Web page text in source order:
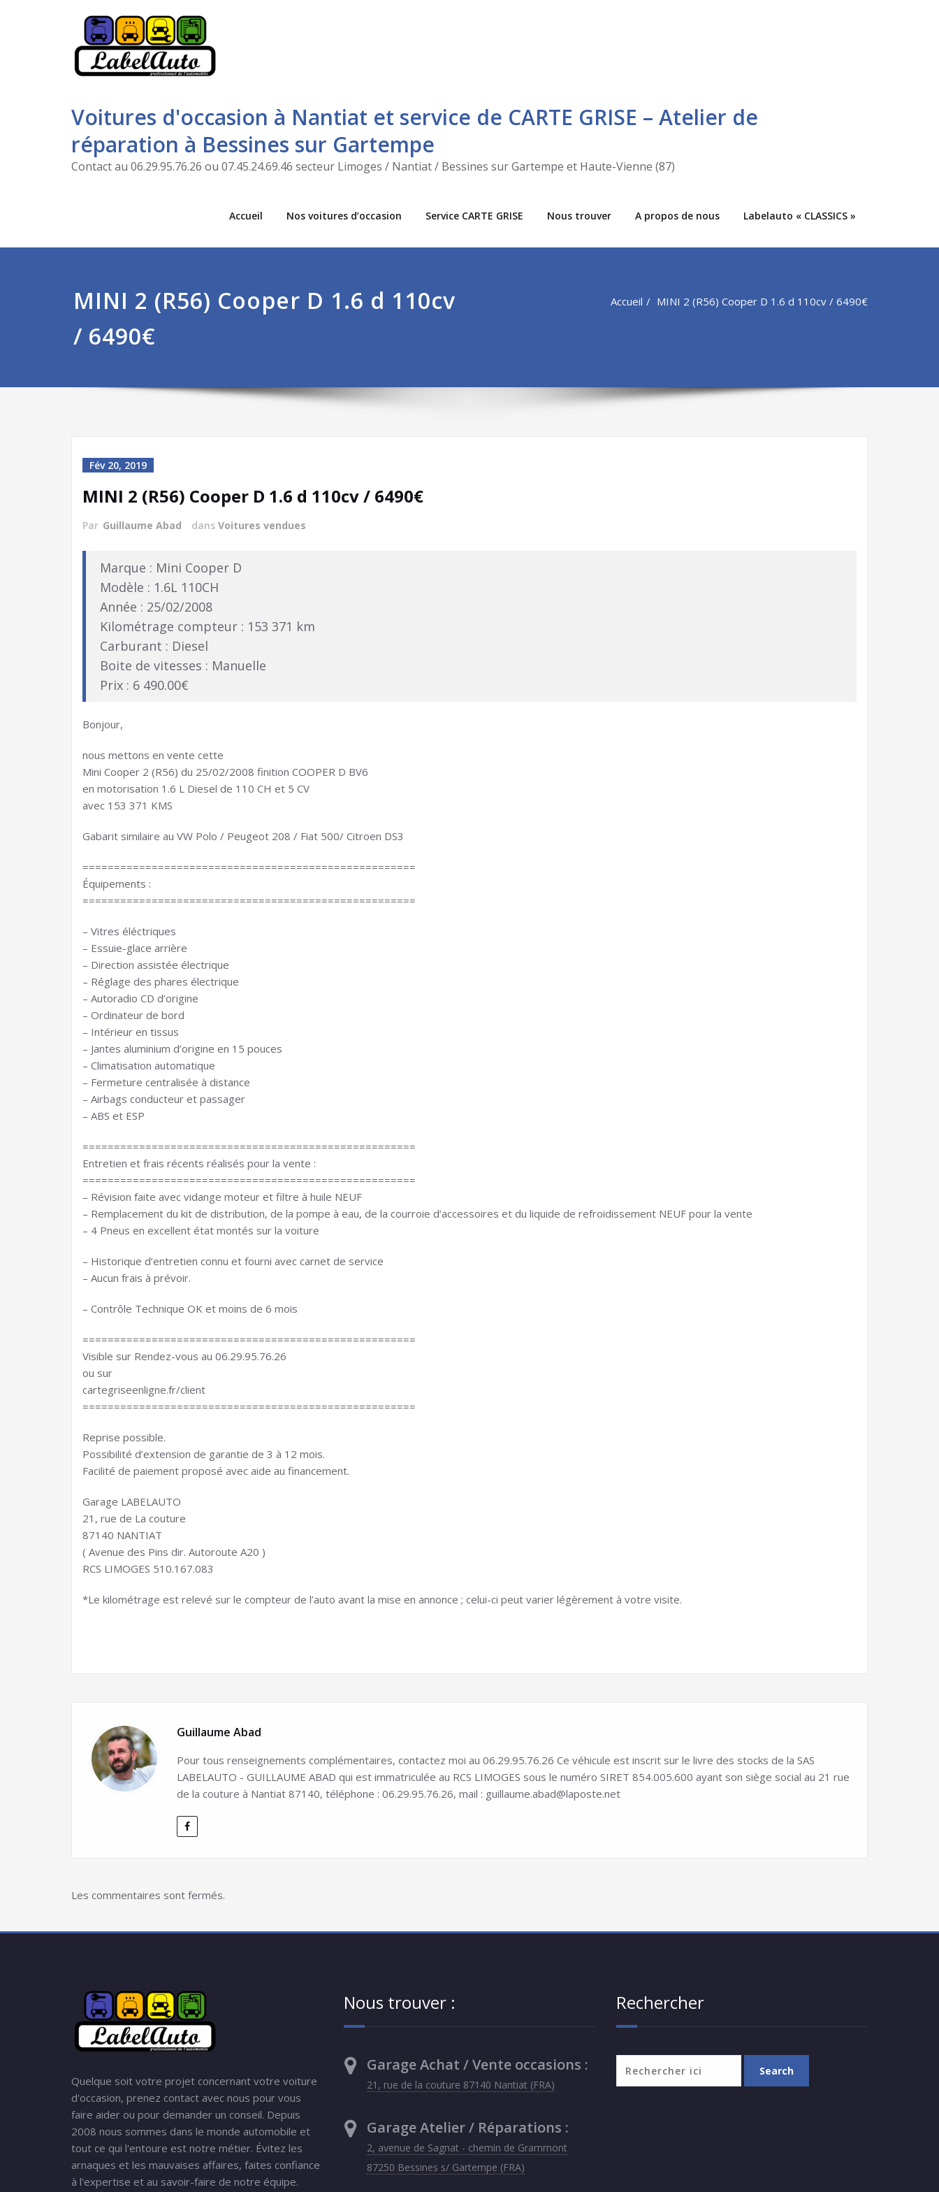
Voitures d'occasion à Nantiat et service de CARTE GRISE – Atelier de
réparation à Bessines sur Gartempe
Contact au 06.29.95.76.26 ou 07.45.24.69.46 secteur Limoges / Nantiat / Bessines sur Gartempe et Haute-Vienne (87)
Accueil Nos voitures d’occasion Service CARTE GRISE Nous trouver A propos de nous Labelauto « CLASSICS »
MINI 2 (R56) Cooper D 1.6 d 110cv
/ 6490€
Accueil MINI 2 (R56) Cooper D 1.6 d 110cv / 6490€
Fév 20, 2019
MINI 2 (R56) Cooper D 1.6 d 110cv / 6490€
Par Guillaume Abad dans Voitures vendues
Marque : Mini Cooper D
Modèle : 1.6L 110CH
Année : 25/02/2008
Kilométrage compteur : 153 371 km
Carburant : Diesel
Boite de vitesses : Manuelle
Prix : 6 490.00€
Bonjour,
nous mettons en vente cette
Mini Cooper 2 (R56) du 25/02/2008 finition COOPER D BV6
en motorisation 1.6 L Diesel de 110 CH et 5 CV
avec 153 371 KMS
Gabarit similaire au VW Polo / Peugeot 208 / Fiat 500/ Citroen DS3
=====================================================
Équipements :
=====================================================
– Vitres éléctriques
– Essuie-glace arrière
– Direction assistée électrique
– Réglage des phares électrique
– Autoradio CD d’origine
– Ordinateur de bord
– Intérieur en tissus
– Jantes aluminium d’origine en 15 pouces
– Climatisation automatique
– Fermeture centralisée à distance
– Airbags conducteur et passager
– ABS et ESP
=====================================================
Entretien et frais récents réalisés pour la vente :
=====================================================
– Révision faite avec vidange moteur et filtre à huile NEUF
– Remplacement du kit de distribution, de la pompe à eau, de la courroie d’accessoires et du liquide de refroidissement NEUF pour la vente
– 4 Pneus en excellent état montés sur la voiture
– Historique d’entretien connu et fourni avec carnet de service
– Aucun frais à prévoir.
– Contrôle Technique OK et moins de 6 mois
=====================================================
Visible sur Rendez-vous au 06.29.95.76.26
ou sur
cartegriseenligne.fr/client
=====================================================
Reprise possible.
Possibilité d’extension de garantie de 3 à 12 mois.
Facilité de paiement proposé avec aide au financement.
Garage LABELAUTO
21, rue de La couture
87140 NANTIAT
( Avenue des Pins dir. Autoroute A20 )
RCS LIMOGES 510.167.083
*Le kilométrage est relevé sur le compteur de l’auto avant la mise en annonce ; celui-ci peut varier légèrement à votre visite.
Guillaume Abad
Pour tous renseignements complémentaires, contactez moi au 06.29.95.76.26 Ce véhicule est inscrit sur le livre des stocks de la SAS
LABELAUTO - GUILLAUME ABAD qui est immatriculée au RCS LIMOGES sous le numéro SIRET 854.005.600 ayant son siège social au 21 rue
de la couture à Nantiat 87140, téléphone : 06.29.95.76.26, mail : guillaume.abad@laposte.net
Les commentaires sont fermés.
Quelque soit votre projet concernant votre voiture
d'occasion, prenez contact avec nous pour vous
faire aider ou pour demander un conseil. Depuis
2008 nous sommes dans le monde automobile et
tout ce qui l'entoure est notre métier. Évitez les
arnaques et les mauvaises affaires, faites confiance
à l'expertise et au savoir-faire de notre équipe.
Nous trouver :
Garage Achat / Vente occasions :
21, rue de la couture 87140 Nantiat (FRA)
Garage Atelier / Réparations :
2, avenue de Sagnat - chemin de Grammont
87250 Bessines s/ Gartempe (FRA)
Rechercher